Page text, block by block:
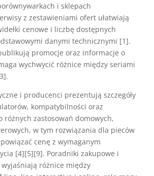
i sklepach
z zestawieniami ofert ułatwiają
cenowe i liczbę dostępnych
danymi technicznymi [1].
promocje oraz informacje o
wychwycić różnice między seriami
i producenci prezentują szczegóły
kompatybilności oraz
różnych zastosowań domowych,
w tym rozwiązania dla pieców
cenę z wymaganym
[4][5][9]. Poradniki zakupowe i
różnice między